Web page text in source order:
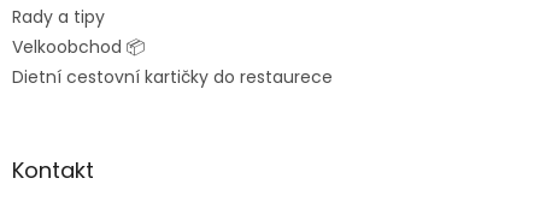
Rady a tipy
Velkoobchod 📦
Dietní cestovní kartičky do restaurece
Kontakt